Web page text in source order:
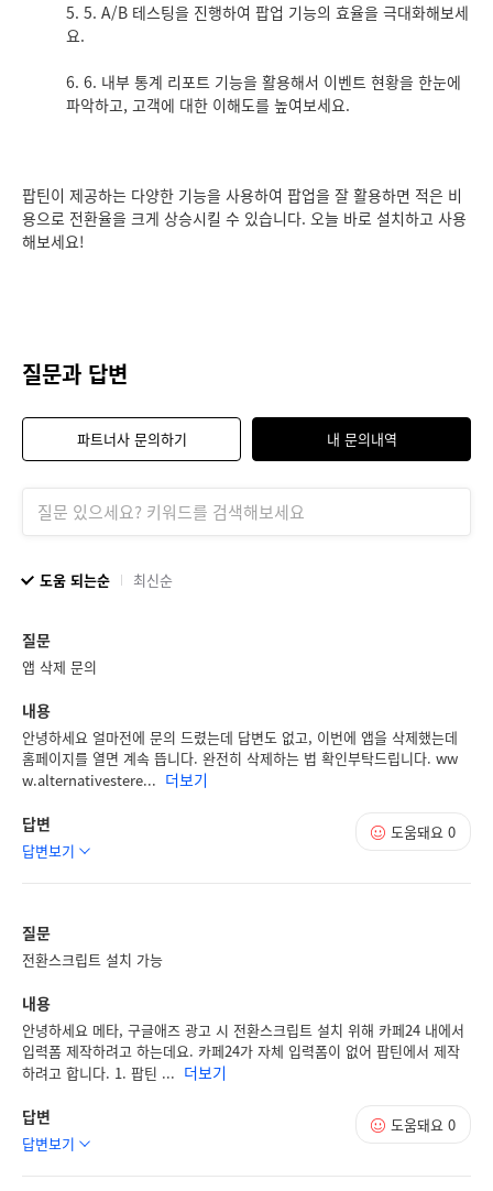
5. A/B 테스팅을 진행하여 팝업 기능의 효율을 극대화해보세
요.
6. 내부 통계 리포트 기능을 활용해서 이벤트 현황을 한눈에
파악하고, 고객에 대한 이해도를 높여보세요.
팝틴이 제공하는 다양한 기능을 사용하여 팝업을 잘 활용하면 적은 비
용으로 전환율을 크게 상승시킬 수 있습니다. 오늘 바로 설치하고 사용
해보세요!
질문과 답변
파트너사 문의하기 내 문의내역
도움 되는순 최신순
질문
앱 삭제 문의
내용
안녕하세요 얼마전에 문의 드렸는데 답변도 없고, 이번에 앱을 삭제했는데
홈페이지를 열면 계속 뜹니다. 완전히 삭제하는 법 확인부탁드립니다. ww
w.alternativestere... 더보기
도움돼요 0
답변
답변보기
질문
전환스크립트 설치 가능
내용
안녕하세요 메타, 구글애즈 광고 시 전환스크립트 설치 위해 카페24 내에서
입력폼 제작하려고 하는데요. 카페24가 자체 입력폼이 없어 팝틴에서 제작
하려고 합니다. 1. 팝틴 ... 더보기
도움돼요 0
답변
답변보기